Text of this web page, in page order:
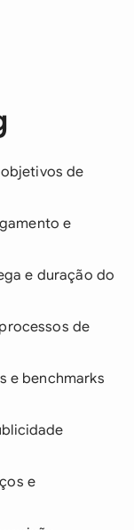
de
e
e duração do
de
e benchmarks
e